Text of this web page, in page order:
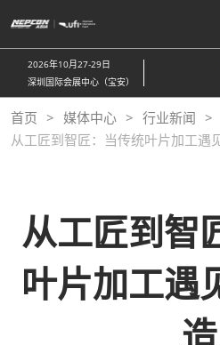
接
跳
至
内
容
2026年10月27-29日
深圳国际会展中心（宝安）
首页 媒体中心
行业新闻
从工匠到智匠：当传统叶片加工遇
从工匠到智
叶片加工遇
造